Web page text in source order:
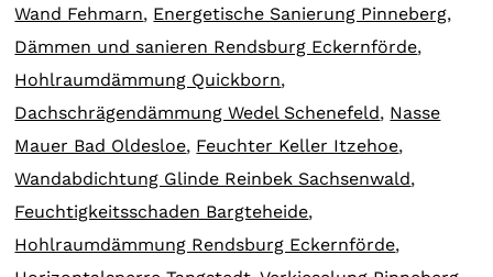
Wand Fehmarn, Energetische Sanierung Pinneberg,
Dämmen und sanieren Rendsburg Eckernförde,
Hohlraumdämmung Quickborn,
Dachschrägendämmung Wedel Schenefeld, Nasse
Mauer Bad Oldesloe, Feuchter Keller Itzehoe,
Wandabdichtung Glinde Reinbek Sachsenwald,
Feuchtigkeitsschaden Bargteheide,
Hohlraumdämmung Rendsburg Eckernförde,